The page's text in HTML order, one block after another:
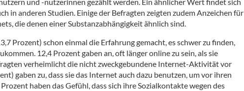
in anderen Studien. Einige der Befragten zeigten zudem Anzeichen für
die denen einer Substanzabhängigkeit ähnlich sind.
Prozent) schon einmal die Erfahrung gemacht, es schwer zu finden,
12,4 Prozent gaben an, oft länger online zu sein, als sie
verheimlicht die nicht zweckgebundene Internet-Aktivität vor
gaben zu, dass sie das Internet auch dazu benutzen, um vor ihren
haben das Gefühl, dass sich ihre Sozialkontakte wegen des